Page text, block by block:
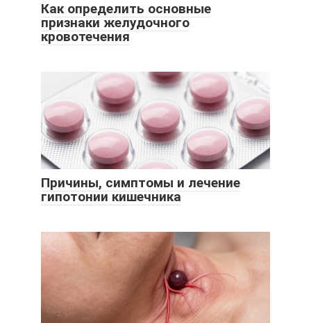
Как определить основные
признаки желудочного
кровотечения
Причины, симптомы и лечение
гипотонии кишечника